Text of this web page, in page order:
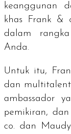
keanggunan
khas Frank &
dalam
Anda.
Untuk itu,
dan
ambassador
pemikiran,
co. dan